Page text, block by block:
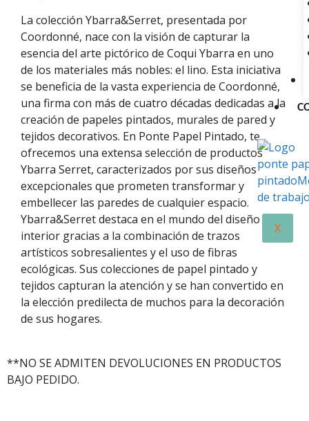
X
La colección Ybarra&Serret, presentada por
Coordonné, nace con la visión de capturar la
esencia del arte pictórico de Coqui Ybarra en uno
de los materiales más nobles: el lino. Esta iniciativa
se beneficia de la vasta experiencia de Coordonné,
una firma con más de cuatro décadas dedicadas a la
creación de papeles pintados, murales de pared y
tejidos decorativos. En Ponte Papel Pintado, te
ofrecemos una extensa selección de productos
Ybarra Serret, caracterizados por sus diseños
excepcionales que prometen transformar y
embellecer las paredes de cualquier espacio.
Ybarra&Serret destaca en el mundo del diseño
interior gracias a la combinación de trazos
artísticos sobresalientes y el uso de fibras
ecológicas. Sus colecciones de papel pintado y
tejidos capturan la atención y se han convertido en
la elección predilecta de muchos para la decoración
de sus hogares.
**NO SE ADMITEN DEVOLUCIONES EN PRODUCTOS
BAJO PEDIDO.